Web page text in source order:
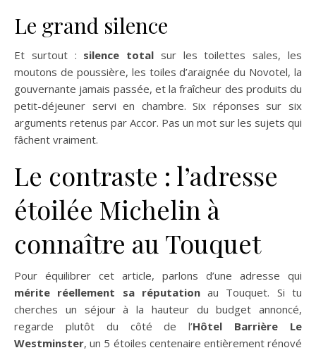
Le grand silence
Et surtout : silence total sur les toilettes sales, les
moutons de poussière, les toiles d’araignée du Novotel, la
gouvernante jamais passée, et la fraîcheur des produits du
petit-déjeuner servi en chambre. Six réponses sur six
arguments retenus par Accor. Pas un mot sur les sujets qui
fâchent vraiment.
Le contraste : l’adresse
étoilée Michelin à
connaître au Touquet
Pour équilibrer cet article, parlons d’une adresse qui
mérite réellement sa réputationau Touquet. Si tu
cherches un séjour à la hauteur du budget annoncé,
regarde plutôt du côté de l’Hôtel Barrière Le
Westminster, un 5 étoiles centenaire entièrement rénové